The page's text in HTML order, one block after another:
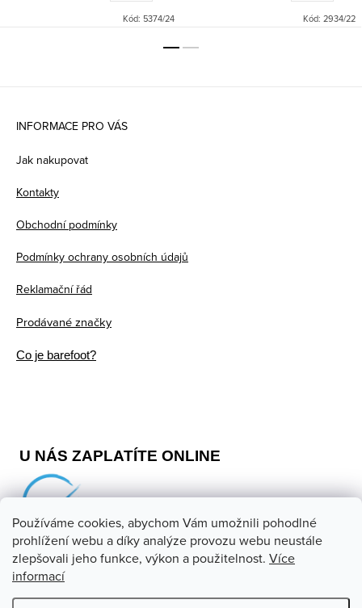
Používáme cookies, abychom Vám umožnili pohodlné
prohlížení webu a díky analýze provozu webu neustále
zlepšovali jeho funkce, výkon a použitelnost. Více
informací
Kód: 5374/24 Kód: 2934/22
INFORMACE PRO VÁS
Jak nakupovat
Kontakty
Obchodní podmínky
Podmínky ochrany osobních údajů
Reklamační řád
Prodávané značky
Co je barefoot?
U NÁS ZAPLATÍTE ONLINE